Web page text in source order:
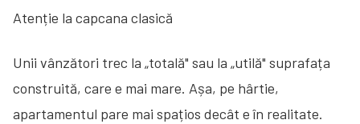
Atenție la capcana clasică
Unii vânzători trec la „totală" sau la „utilă" suprafața
construită, care e mai mare. Așa, pe hârtie,
apartamentul pare mai spațios decât e în realitate.